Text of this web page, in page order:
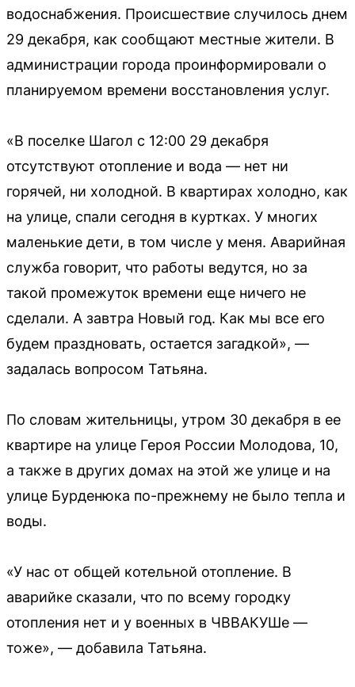
водоснабжения. Происшествие случилось днем
29 декабря, как сообщают местные жители. В
администрации города проинформировали о
планируемом времени восстановления услуг.
«В поселке Шагол с 12:00 29 декабря
отсутствуют отопление и вода — нет ни
горячей, ни холодной. В квартирах холодно, как
на улице, спали сегодня в куртках. У многих
маленькие дети, в том числе у меня. Аварийная
служба говорит, что работы ведутся, но за
такой промежуток времени еще ничего не
сделали. А завтра Новый год. Как мы все его
будем праздновать, остается загадкой», —
задалась вопросом Татьяна.
По словам жительницы, утром 30 декабря в ее
квартире на улице Героя России Молодова, 10,
а также в других домах на этой же улице и на
улице Бурденюка по-прежнему не было тепла и
воды.
«У нас от общей котельной отопление. В
аварийке сказали, что по всему городку
отопления нет и у военных в ЧВВАКУШе —
тоже», — добавила Татьяна.